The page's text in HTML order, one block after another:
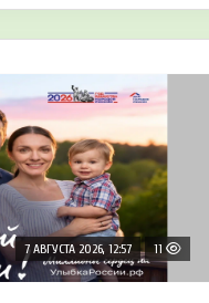
7 АВГУСТА 2026, 12:57 11